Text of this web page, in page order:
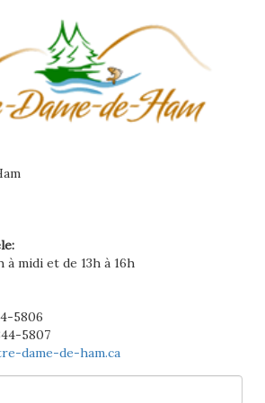
à midi et de 13h à 16h
5806
5807
dame-de-ham.ca